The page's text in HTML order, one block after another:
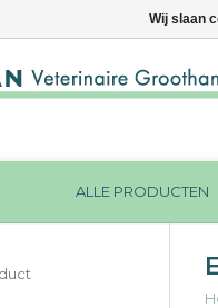
ALLE PRODUCTEN
Wij slaan